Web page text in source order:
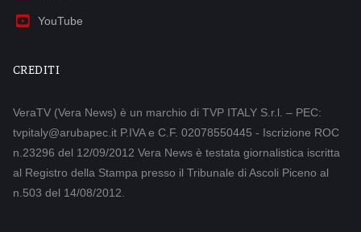
YouTube
CREDITI
VeraTV (Vera News) è un marchio di TVP ITALY S.r.l. – PEC:
tvpitaly@arubapec.it P.IVA e C.F. 02078550445 - Iscrizione ROC
n.23296 del 12/09/2012 Vera News è testata giornalistica iscritta
al Registro della Stampa presso il Tribunale di Ascoli Piceno al
n.503 del 14/08/2012.